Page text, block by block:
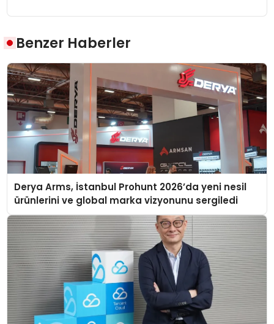
Benzer Haberler
Derya Arms, İstanbul Prohunt 2026’da yeni nesil
ürünlerini ve global marka vizyonunu sergiledi